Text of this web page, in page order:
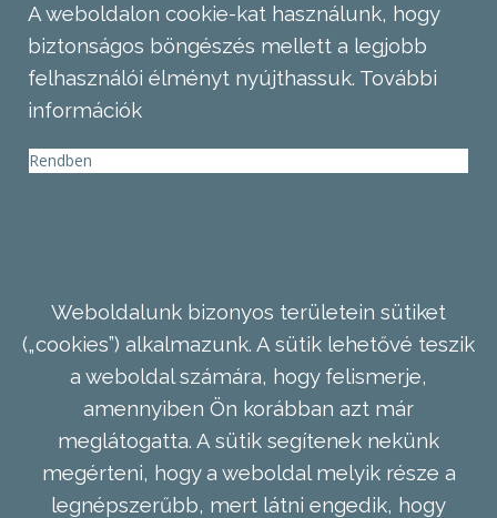
A weboldalon cookie-kat használunk, hogy
biztonságos böngészés mellett a legjobb
felhasználói élményt nyújthassuk. További
információk
Rendben
Weboldalunk bizonyos területein sütiket
(„cookies”) alkalmazunk. A sütik lehetővé teszik
a weboldal számára, hogy felismerje,
amennyiben Ön korábban azt már
meglátogatta. A sütik segítenek nekünk
megérteni, hogy a weboldal melyik része a
legnépszerűbb, mert látni engedik, hogy